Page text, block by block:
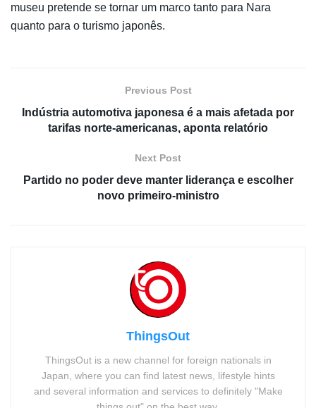
museu pretende se tornar um marco tanto para Nara
quanto para o turismo japonês.
Previous Post
Indústria automotiva japonesa é a mais afetada por
tarifas norte-americanas, aponta relatório
Next Post
Partido no poder deve manter liderança e escolher
novo primeiro-ministro
ThingsOut
ThingsOut is a new channel for foreign nationals in
Japan, where you can find latest news, lifestyle hints
and several information and services to definitely "Make